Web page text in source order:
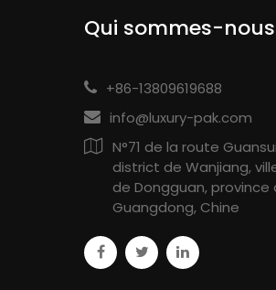
Qui sommes-nous
+86-13809619688
info@luxury-pak.com
N°71 de la route
district de Wanjiang,
de Dongguan, province
Guangdong, Chine